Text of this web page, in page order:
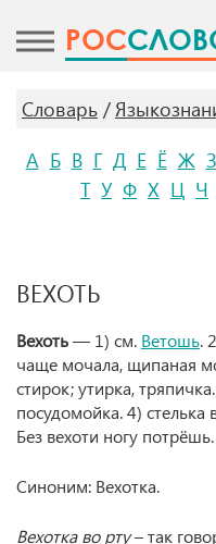
POC
Словарь
А Б В Г Д Е Ё Ж З
Т У Ф Х Ц Ч
ВЕХОТЬ
Вехоть— 1) см. Ветошь.
чаще мочала, щипаная
стирок; утирка,
посудомойка. 4) стелька
Без вехоти ногу потрёшь.
Синоним: Вехотка.
Вехотка во рту– так